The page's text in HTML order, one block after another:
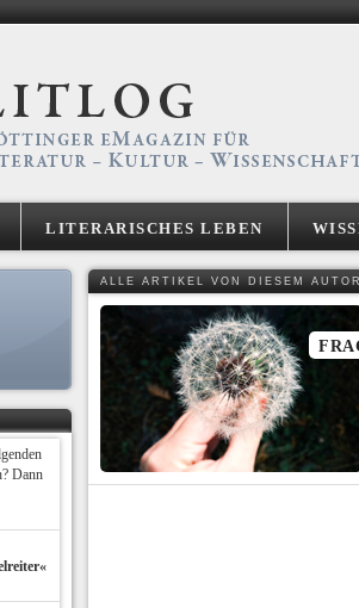
LITERARISCHES LEBEN
ALLE ARTIKEL VON DIESEM
Dann